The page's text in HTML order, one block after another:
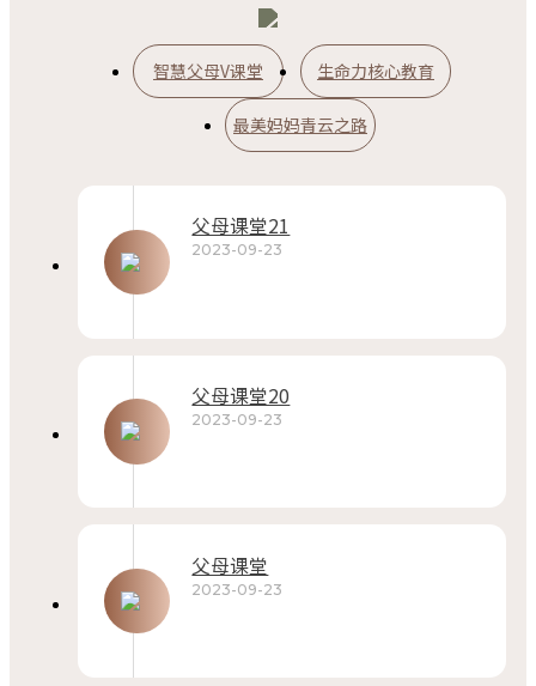
智慧父母V课堂 生命力核心教育
最美妈妈青云之路
父母课堂21
2023-09-23
父母课堂20
2023-09-23
父母课堂
2023-09-23